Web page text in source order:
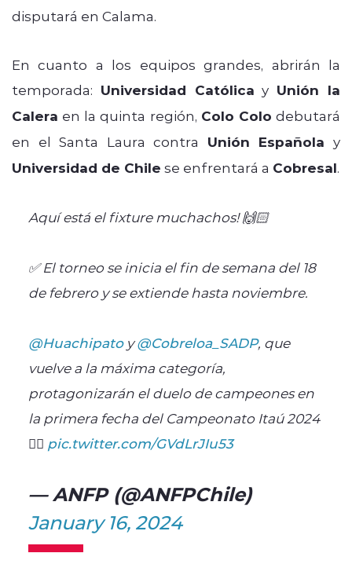
disputará en Calama.
En cuanto a los equipos grandes, abrirán la
temporada: Universidad Católica y Unión la
Calera en la quinta región, Colo Colo debutará
en el Santa Laura contra Unión Española y
Universidad de Chile se enfrentará a Cobresal.
Aquí está el fixture muchachos! 🙌🏻
✅ El torneo se inicia el fin de semana del 18
de febrero y se extiende hasta noviembre.
@Huachipatoy@Cobreloa_SADP, que
vuelve a la máxima categoría,
protagonizarán el duelo de campeones en
la primera fecha del Campeonato Itaú 2024
👇🏼 pic.twitter.com/GVdLrJIu53
— ANFP (@ANFPChile)
January 16, 2024